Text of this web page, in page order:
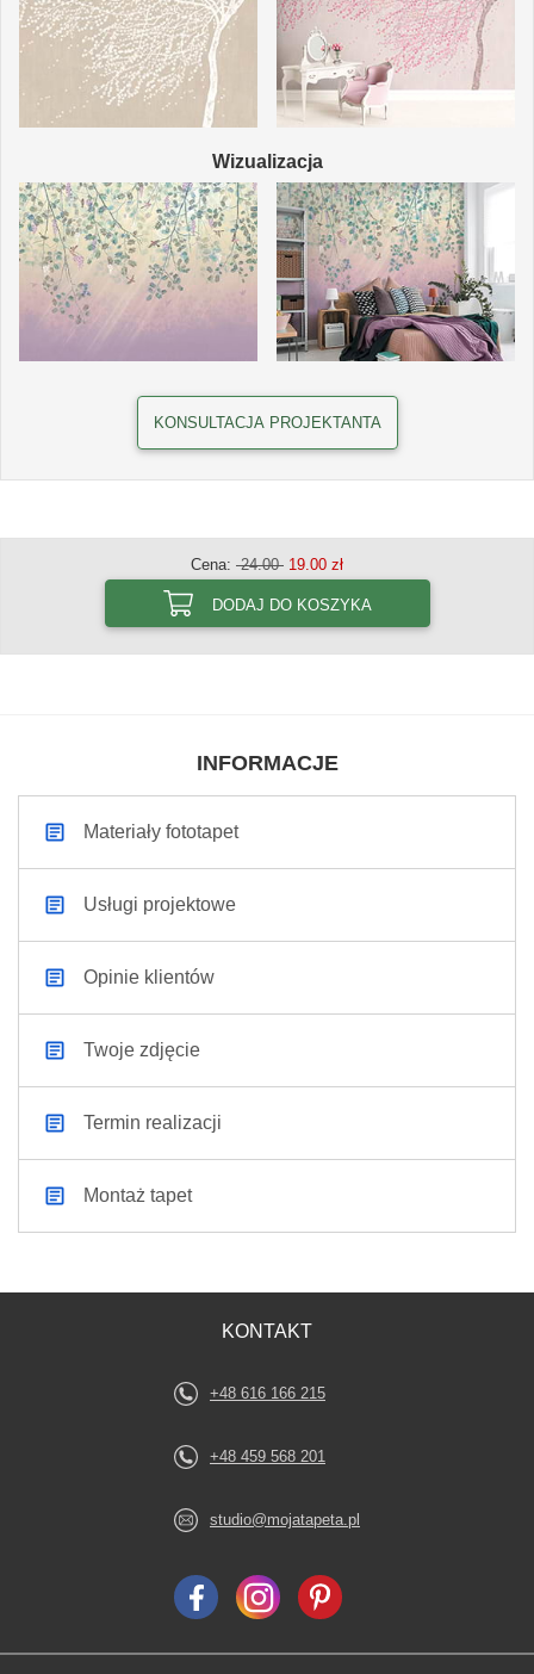
Wizualizacja
KONSULTACJA PROJEKTANTA
Cena: 24.00 19.00 zł
DODAJ DO KOSZYKA
INFORMACJE
Materiały fototapet
Usługi projektowe
Opinie klientów
Twoje zdjęcie
Termin realizacji
Montaż tapet
KONTAKT
+48 616 166 215
+48 459 568 201
studio@mojatapeta.pl